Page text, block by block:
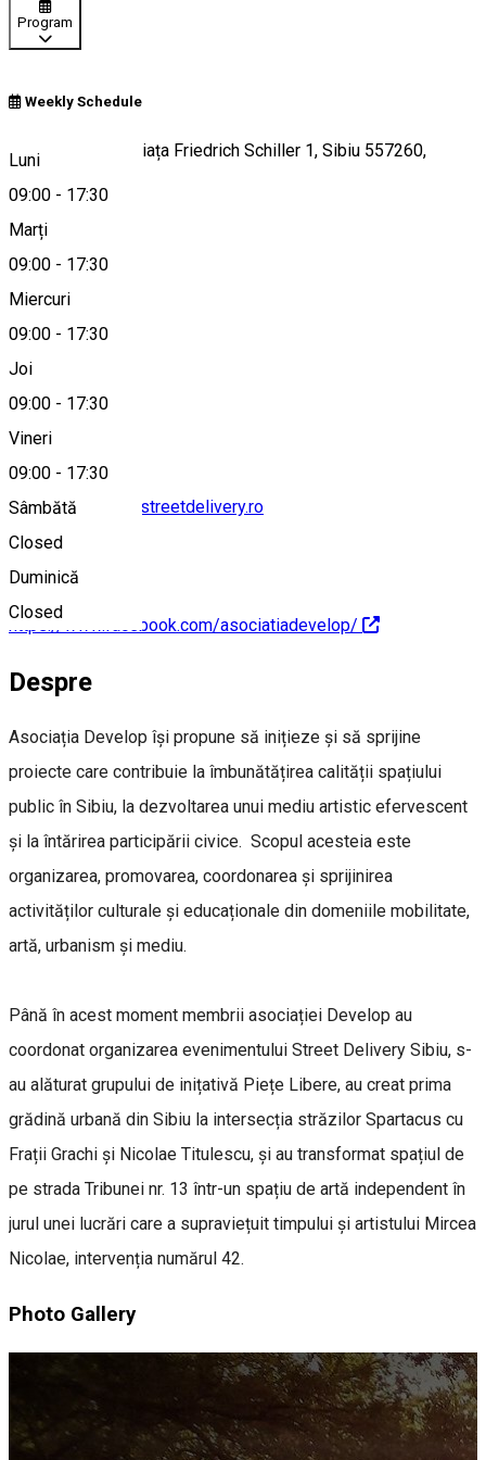
Program
Weekly Schedule
Luni
09:00 - 17:30
Marți
09:00 - 17:30
Miercuri
09:00 - 17:30
Joi
09:00 - 17:30
Vineri
09:00 - 17:30
Sâmbătă
Closed
Duminică
Closed
Piata Schiller 1, Piața Friedrich Schiller 1, Sibiu 557260,
Romania
Hartă
monika.tompos@streetdelivery.ro
https://www.facebook.com/asociatiadevelop/
Despre
Asociația Develop își propune să inițieze și să sprijine
proiecte care contribuie la îmbunătățirea calității spațiului
public în Sibiu, la dezvoltarea unui mediu artistic efervescent
și la întărirea participării civice. Scopul acesteia este
organizarea, promovarea, coordonarea și sprijinirea
activităților culturale și educaționale din domeniile mobilitate,
artă, urbanism și mediu.
Până în acest moment membrii asociației Develop au
coordonat organizarea evenimentului Street Delivery Sibiu, s-
au alăturat grupului de inițativă Piețe Libere, au creat prima
grădină urbană din Sibiu la intersecția străzilor Spartacus cu
Frații Grachi și Nicolae Titulescu, și au transformat spațiul de
pe strada Tribunei nr. 13 într-un spațiu de artă independent în
jurul unei lucrări care a supraviețuit timpului și artistului Mircea
Nicolae, intervenția numărul 42.
Photo Gallery